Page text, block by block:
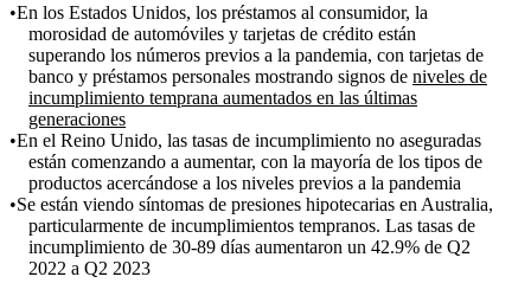
En los Estados Unidos, los préstamos al consumidor, la
morosidad de automóviles y tarjetas de crédito están
superando los números previos a la pandemia, con tarjetas de
banco y préstamos personales mostrando signos de niveles de
incumplimiento temprana aumentados en las últimas
generaciones
En el Reino Unido, las tasas de incumplimiento no aseguradas
están comenzando a aumentar, con la mayoría de los tipos de
productos acercándose a los niveles previos a la pandemia
Se están viendo síntomas de presiones hipotecarias en Australia,
particularmente de incumplimientos tempranos. Las tasas de
incumplimiento de 30-89 días aumentaron un 42.9% de Q2
2022 a Q2 2023